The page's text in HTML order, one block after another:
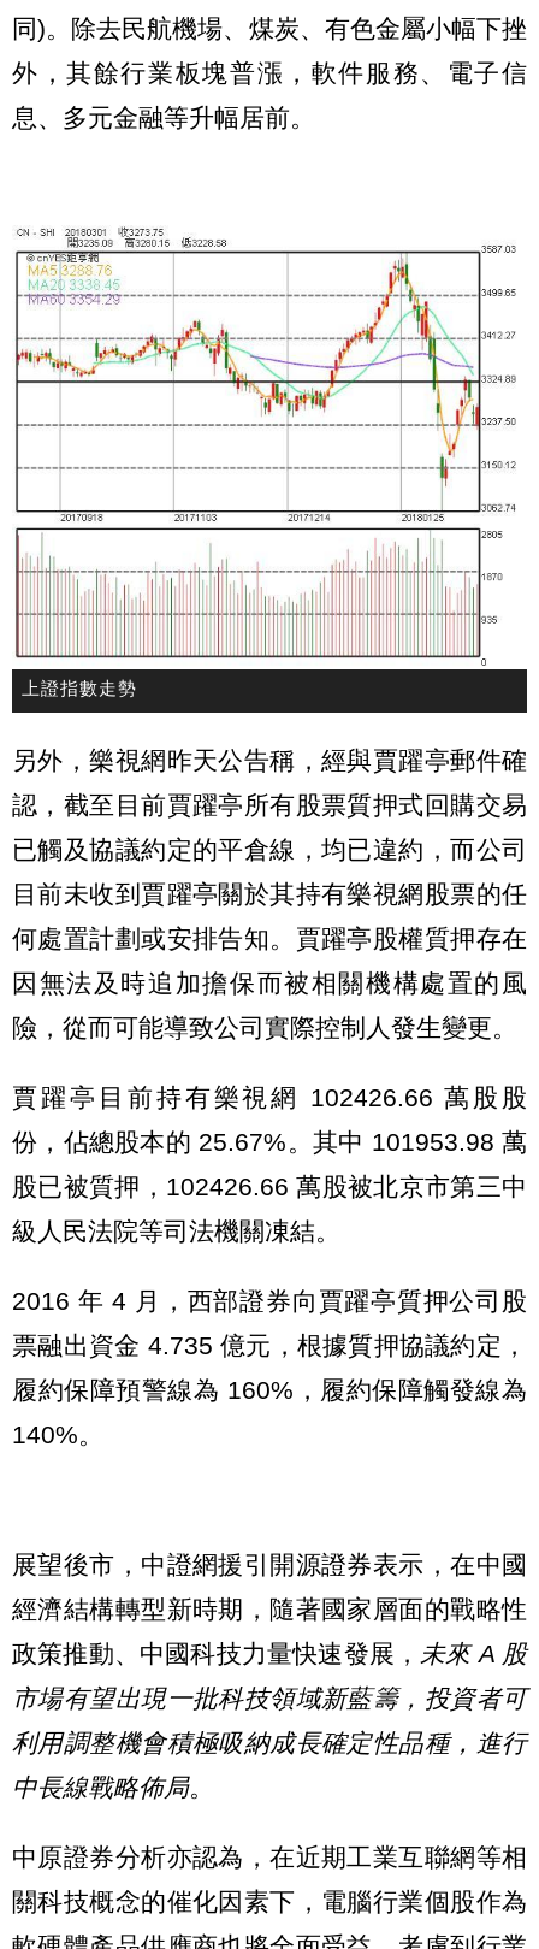
同)。除去民航機場、煤炭、有色金屬小幅下挫
外，其餘行業板塊普漲，軟件服務、電子信
息、多元金融等升幅居前。
上證指數走勢
另外，樂視網昨天公告稱，經與賈躍亭郵件確
認，截至目前賈躍亭所有股票質押式回購交易
已觸及協議約定的平倉線，均已違約，而公司
目前未收到賈躍亭關於其持有樂視網股票的任
何處置計劃或安排告知。賈躍亭股權質押存在
因無法及時追加擔保而被相關機構處置的風
險，從而可能導致公司實際控制人發生變更。
賈躍亭目前持有樂視網 102426.66 萬股股
份，佔總股本的 25.67%。其中 101953.98 萬
股已被質押，102426.66 萬股被北京市第三中
級人民法院等司法機關凍結。
2016 年 4 月，西部證券向賈躍亭質押公司股
票融出資金 4.735 億元，根據質押協議約定，
履約保障預警線為 160%，履約保障觸發線為
140%。
展望後市，中證網援引開源證券表示，在中國
經濟結構轉型新時期，隨著國家層面的戰略性
政策推動、中國科技力量快速發展， 未來 A 股
市場有望出現一批科技領域新藍籌，投資者可
利用調整機會積極吸納成長確定性品種，進行
中長線戰略佈局。
中原證券分析亦認為，在近期工業互聯網等相
關科技概念的催化因素下，電腦行業個股作為